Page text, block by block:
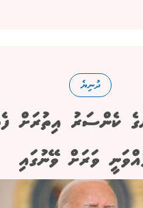
ދުނިޔެ
ކެންސަރު އިތުރަށް
ވަރަށް ވޭނުގައި